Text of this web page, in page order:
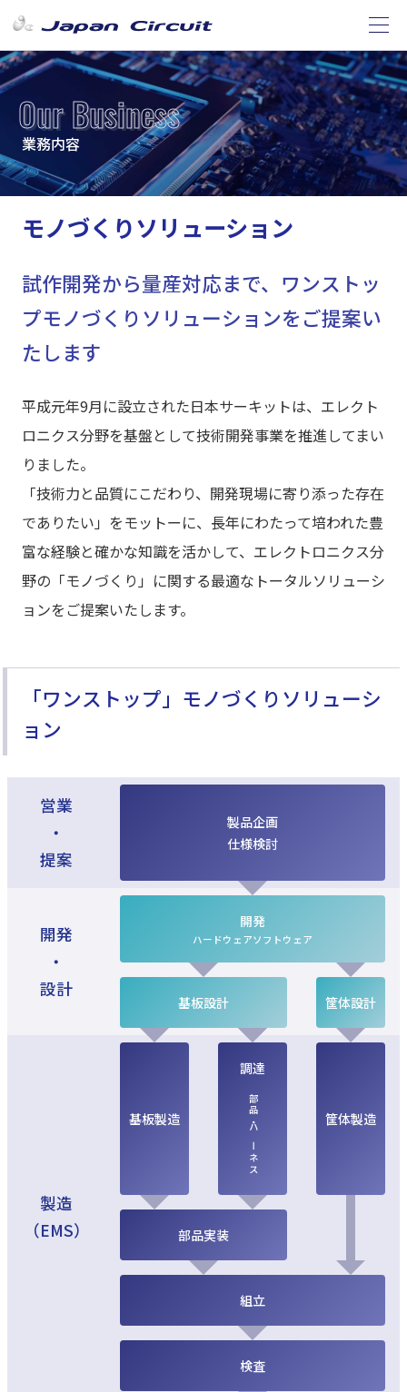
Our Business
業務内容
モノづくりソリューション
試作開発から量産対応まで、ワンストッ
プモノづくりソリューションをご提案い
たします
平成元年9月に設立された日本サーキットは、エレクト
ロニクス分野を基盤として技術開発事業を推進してまい
りました。
「技術力と品質にこだわり、開発現場に寄り添った存在
でありたい」をモットーに、長年にわたって培われた豊
富な経験と確かな知識を活かして、エレクトロニクス分
野の「モノづくり」に関する最適なトータルソリューシ
ョンをご提案いたします。
「ワンストップ」モノづくりソリューシ
ョン
営業
・
提案
製品企画
仕様検討
開発
・
設計
開発
ハードウェアソフトウェア
基板設計 筐体設計
製造
（EMS）
基板製造
調達
部品・ハーネス 筐体製造
部品実装
組立
検査